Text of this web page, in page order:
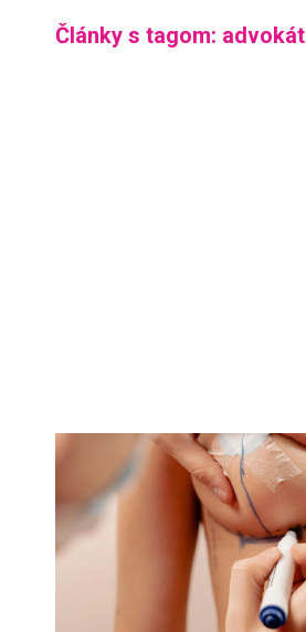
Články s tagom: advokát